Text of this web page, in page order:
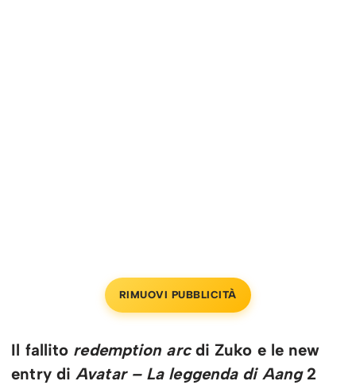
RIMUOVI PUBBLICITÀ
Il fallito redemption arcdi Zuko e le new
entry diAvatar – La leggenda di Aang2